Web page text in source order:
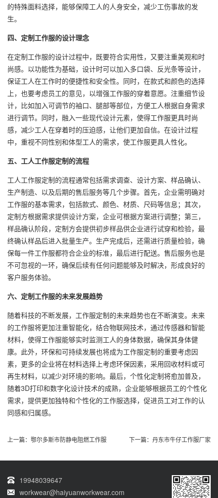
的特殊面料选择，能够保障工人的人身安全，减少工伤事故的发
生。
四、定制工作服的设计理念
在定制工作服的设计过程中，既要符合实用性，又要注重美观和时
尚感。以功能性为基础，设计时可以加入多口袋、反光条等设计，
保证工人在工作时的便捷性和安全性。同时，在款式和颜色的选择
上，也要考虑员工的意见，以增强工作服的穿着意愿。注重细节设
计，比如加入可调节的袖口、腿部等部位，方便工人根据自身需求
进行调节。同时，融入一些现代设计元素，使得工作服更具时尚
感，减少工人在穿着时的压迫感，让他们更加自信。在设计过程
中，重视不同性别和体型工人的需求，使工作服更具人性化。
五、 工人工作服定制的流程
工人工作服定制的流程通常包括需求调查、设计方案、样品确认、
生产制造、以及后期的售后服务等几个步骤。首先，企业需明确对
工作服的基本需求，包括款式、颜色、材质、尺码等信息；其次，
定制方根据需求提供设计方案，企业可根据方案进行调整；第三，
样品确认阶段，定制方会提供初步样品供企业进行试穿和检验，最
终确认样品后进入批量生产。生产完成后，还需进行质量检验，确
保每一件工作服都符合企业的标准，最后进行配送。售后服务也是
不可忽视的一环，确保后续有任何问题能够及时解决，形成良好的
客户服务体验。
六、定制工作服的未来发展趋势
随着科技的不断发展，工作服定制的未来趋势也在不断演变。未来
的工作服将更加注重智能化，结合物联网技术，通过传感器和智能
材料，使得工作服能够实时监测工人的身体数据，确保其身体健
康。此外，环保和可持续发展也将成为工作服定制的重要考虑因
素，更多的企业将在材料选择上考虑环保因素，采用回收材料或可
再生材料，以减少对环境的影响。最后，个性化定制将愈加普及，
随着3D打印和数字化设计技术的成熟，企业能够根据员工的个性化
需求，提供更加独特和个性化的工作服选择，促进员工对工作的认
同感和归属感。
上一篇： 鄂尔多斯市防静电阻燃工作服 下一篇： 丹东市牛仔工作服厂家
19948039647
workwear@haiyuanworkwear.com